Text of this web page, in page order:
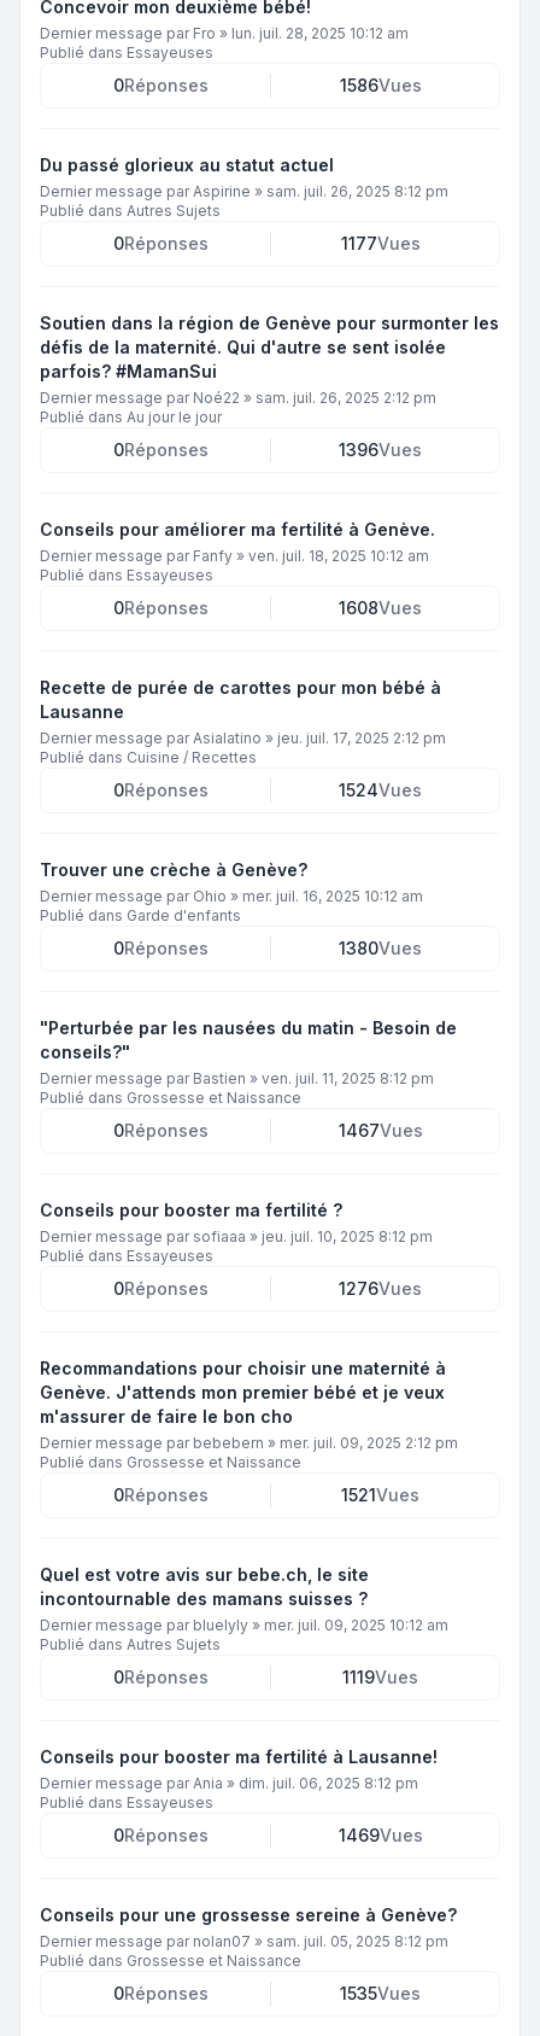
Concevoir mon deuxième bébé!
Dernier message par Fro » lun. juil. 28, 2025 10:12 am
Publié dans Essayeuses
0Réponses 1586Vues
Du passé glorieux au statut actuel
Dernier message parAspirine » sam. juil. 26, 2025 8:12 pm
Publié dans Autres Sujets
0Réponses 1177Vues
Soutien dans la région de Genève pour surmonter les
défis de la maternité. Qui d'autre se sent isolée
parfois? #MamanSui
Dernier message par Noé22 » sam. juil. 26, 2025 2:12 pm
Publié dans Au jour le jour
0Réponses 1396Vues
Conseils pour améliorer ma fertilité à Genève.
Dernier message par Fanfy » ven. juil. 18, 2025 10:12 am
Publié dans Essayeuses
0Réponses 1608Vues
Recette de purée de carottes pour mon bébé à
Lausanne
Dernier message parAsialatino » jeu. juil. 17, 2025 2:12 pm
Publié dans Cuisine / Recettes
0Réponses 1524Vues
Trouver une crèche à Genève?
Dernier message par Ohio » mer. juil. 16, 2025 10:12 am
Publié dans Garde d'enfants
0Réponses 1380Vues
"Perturbée par les nausées du matin - Besoin de
conseils?"
Dernier message par Bastien » ven. juil. 11, 2025 8:12 pm
Publié dans Grossesse et Naissance
0Réponses 1467Vues
Conseils pour booster ma fertilité ?
Dernier message par sofiaaa » jeu. juil. 10, 2025 8:12 pm
Publié dans Essayeuses
0Réponses 1276Vues
Recommandations pour choisir une maternité à
Genève. J'attends mon premier bébé et je veux
m'assurer de faire le bon cho
Dernier message par bebebern » mer. juil. 09, 2025 2:12 pm
Publié dans Grossesse et Naissance
0Réponses 1521Vues
Quel est votre avis sur bebe.ch, le site
incontournable des mamans suisses ?
Dernier message par bluelyly » mer. juil. 09, 2025 10:12 am
Publié dans Autres Sujets
0Réponses 1119Vues
Conseils pour booster ma fertilité à Lausanne!
Dernier message parAnia » dim. juil. 06, 2025 8:12 pm
Publié dans Essayeuses
0Réponses 1469Vues
Conseils pour une grossesse sereine à Genève?
Dernier message par nolan07 » sam. juil. 05, 2025 8:12 pm
Publié dans Grossesse et Naissance
0Réponses 1535Vues